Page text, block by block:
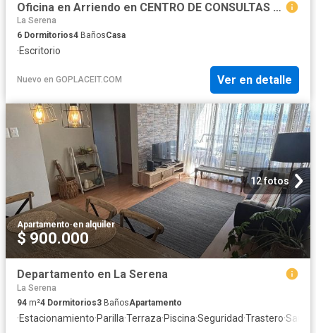
Oficina en Arriendo en CENTRO DE CONSULTAS MEDICAS HABILITADO
La Serena
6 Dormitorios4 BañosCasa
·Escritorio
Nuevo en GOPLACEIT.COM Ver en detalle
12 fotos
Apartamento·en alquiler
$ 900.000
Departamento en La Serena
La Serena
94 m²4 Dormitorios3 BañosApartamento
·Estacionamiento·Parilla·Terraza·Piscina·Seguridad·Trastero·Sauna